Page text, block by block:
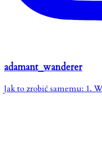
adamant_wanderer
Jak to zrobić samemu: 1.